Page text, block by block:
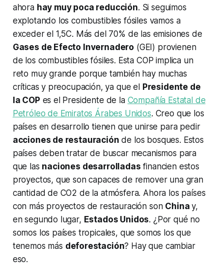
ahora hay muy poca reducción. Si seguimos
explotando los combustibles fósiles vamos a
exceder el 1,5C. Más del 70% de las emisiones de
Gases de Efecto Invernadero (GEI) provienen
de los combustibles fósiles. Esta COP implica un
reto muy grande porque también hay muchas
críticas y preocupación, ya que el
Presidente de
la COP es el Presidente de la Compañía Estatal de
Petróleo de Emiratos Árabes Unidos. Creo que los
países en desarrollo tienen que unirse para pedir
acciones de restauración de los bosques. Estos
países deben tratar de buscar mecanismos para
que las naciones desarrolladas financien estos
proyectos, que son capaces de remover una gran
cantidad de CO2 de la atmósfera. Ahora los países
con más proyectos de restauración son Chinay,
en segundo lugar, Estados Unidos. ¿Por qué no
somos los países tropicales, que somos los que
tenemos más deforestación? Hay que cambiar
eso.